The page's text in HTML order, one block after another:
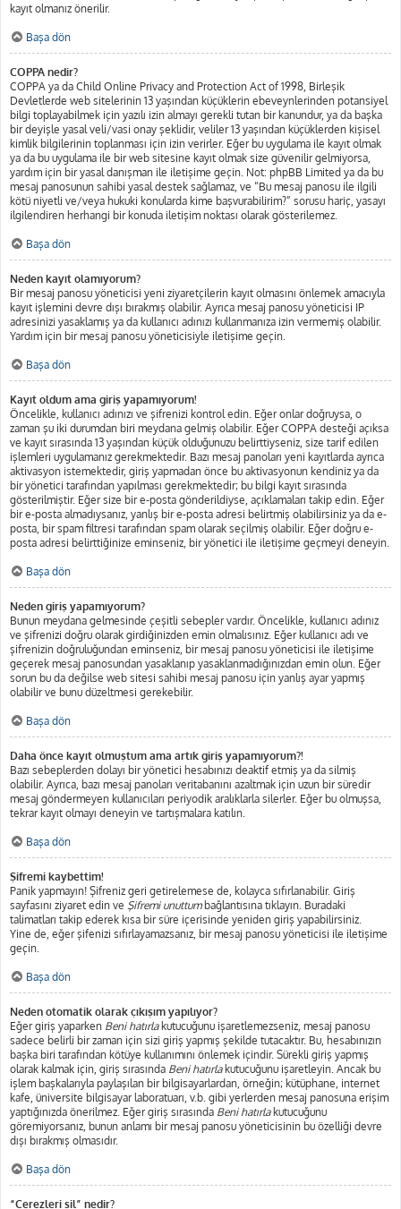
kayıt olmanız önerilir.
Başa dön
COPPA nedir?
COPPA ya da Child Online Privacy and Protection Act of 1998, Birleşik
Devletlerde web sitelerinin 13 yaşından küçüklerin ebeveynlerinden potansiyel
bilgi toplayabilmek için yazılı izin almayı gerekli tutan bir kanundur, ya da başka
bir deyişle yasal veli/vasi onay şeklidir, veliler 13 yaşından küçüklerden kişisel
kimlik bilgilerinin toplanması için izin verirler. Eğer bu uygulama ile kayıt olmak
ya da bu uygulama ile bir web sitesine kayıt olmak size güvenilir gelmiyorsa,
yardım için bir yasal danışman ile iletişime geçin. Not: phpBB Limited ya da bu
mesaj panosunun sahibi yasal destek sağlamaz, ve “Bu mesaj panosu ile ilgili
kötü niyetli ve/veya hukuki konularda kime başvurabilirim?” sorusu hariç, yasayı
ilgilendiren herhangi bir konuda iletişim noktası olarak gösterilemez.
Başa dön
Neden kayıt olamıyorum?
Bir mesaj panosu yöneticisi yeni ziyaretçilerin kayıt olmasını önlemek amacıyla
kayıt işlemini devre dışı bırakmış olabilir. Ayrıca mesaj panosu yöneticisi IP
adresinizi yasaklamış ya da kullanıcı adınızı kullanmanıza izin vermemiş olabilir.
Yardım için bir mesaj panosu yöneticisiyle iletişime geçin.
Başa dön
Kayıt oldum ama giriş yapamıyorum!
Öncelikle, kullanıcı adınızı ve şifrenizi kontrol edin. Eğer onlar doğruysa, o
zaman şu iki durumdan biri meydana gelmiş olabilir. Eğer COPPA desteği açıksa
ve kayıt sırasında 13 yaşından küçük olduğunuzu belirttiyseniz, size tarif edilen
işlemleri uygulamanız gerekmektedir. Bazı mesaj panoları yeni kayıtlarda ayrıca
aktivasyon istemektedir, giriş yapmadan önce bu aktivasyonun kendiniz ya da
bir yönetici tarafından yapılması gerekmektedir; bu bilgi kayıt sırasında
gösterilmiştir. Eğer size bir e-posta gönderildiyse, açıklamaları takip edin. Eğer
bir e-posta almadıysanız, yanlış bir e-posta adresi belirtmiş olabilirsiniz ya da e-
posta, bir spam filtresi tarafından spam olarak seçilmiş olabilir. Eğer doğru e-
posta adresi belirttiğinize eminseniz, bir yönetici ile iletişime geçmeyi deneyin.
Başa dön
Neden giriş yapamıyorum?
Bunun meydana gelmesinde çeşitli sebepler vardır. Öncelikle, kullanıcı adınız
ve şifrenizi doğru olarak girdiğinizden emin olmalısınız. Eğer kullanıcı adı ve
şifrenizin doğruluğundan eminseniz, bir mesaj panosu yöneticisi ile iletişime
geçerek mesaj panosundan yasaklanıp yasaklanmadığınızdan emin olun. Eğer
sorun bu da değilse web sitesi sahibi mesaj panosu için yanlış ayar yapmış
olabilir ve bunu düzeltmesi gerekebilir.
Başa dön
Daha önce kayıt olmuştum ama artık giriş yapamıyorum?!
Bazı sebeplerden dolayı bir yönetici hesabınızı deaktif etmiş ya da silmiş
olabilir. Ayrıca, bazı mesaj panoları veritabanını azaltmak için uzun bir süredir
mesaj göndermeyen kullanıcıları periyodik aralıklarla silerler. Eğer bu olmuşsa,
tekrar kayıt olmayı deneyin ve tartışmalara katılın.
Başa dön
Şifremi kaybettim!
Panik yapmayın! Şifreniz geri getirelemese de, kolayca sıfırlanabilir. Giriş
sayfasını ziyaret edin ve Şifremi unuttumbağlantısına tıklayın. Buradaki
talimatları takip ederek kısa bir süre içerisinde yeniden giriş yapabilirsiniz.
Yine de, eğer şifenizi sıfırlayamazsanız, bir mesaj panosu yöneticisi ile iletişime
geçin.
Başa dön
Neden otomatik olarak çıkışım yapılıyor?
Eğer giriş yaparken Beni hatırlakutucuğunu işaretlemezseniz, mesaj panosu
sadece belirli bir zaman için sizi giriş yapmış şekilde tutacaktır. Bu, hesabınızın
başka biri tarafından kötüye kullanımını önlemek içindir. Sürekli giriş yapmış
olarak kalmak için, giriş sırasında Beni hatırlakutucuğunu işaretleyin. Ancak bu
işlem başkalarıyla paylaşılan bir bilgisayarlardan, örneğin; kütüphane, internet
kafe, üniversite bilgisayar laboratuarı, v.b. gibi yerlerden mesaj panosuna erişim
yaptığınızda önerilmez. Eğer giriş sırasında Beni hatırlakutucuğunu
göremiyorsanız, bunun anlamı bir mesaj panosu yöneticisinin bu özelliği devre
dışı bırakmış olmasıdır.
Başa dön
“Çerezleri sil” nedir?